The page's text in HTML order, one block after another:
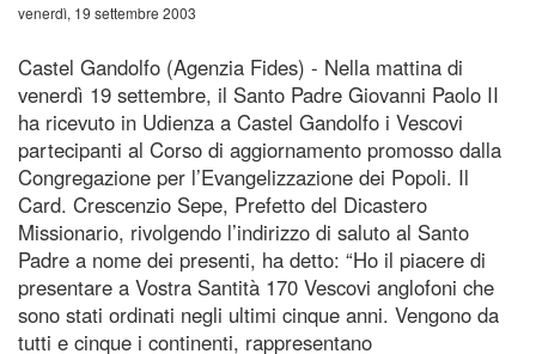
venerdì, 19 settembre 2003
Castel Gandolfo (Agenzia Fides) - Nella mattina di
venerdì 19 settembre, il Santo Padre Giovanni Paolo II
ha ricevuto in Udienza a Castel Gandolfo i Vescovi
partecipanti al Corso di aggiornamento promosso dalla
Congregazione per l’Evangelizzazione dei Popoli. Il
Card. Crescenzio Sepe, Prefetto del Dicastero
Missionario, rivolgendo l’indirizzo di saluto al Santo
Padre a nome dei presenti, ha detto: “Ho il piacere di
presentare a Vostra Santità 170 Vescovi anglofoni che
sono stati ordinati negli ultimi cinque anni. Vengono da
tutti e cinque i continenti, rappresentano